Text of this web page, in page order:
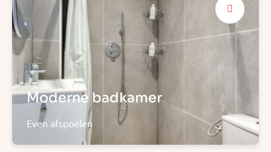
Moderne badkamer
Even afspoelen